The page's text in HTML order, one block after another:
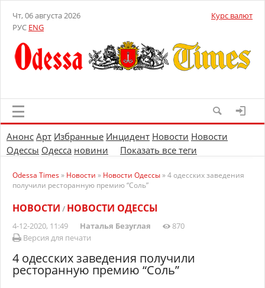
Чт, 06 августа 2026
РУС ENG
Курс валют
Анонс Арт Избранные Инцидент Новости Новости
Одессы Одесса новини Показать все теги
Odessa Times» Новости » Новости Одессы» 4 одесских заведения
получили ресторанную премию “Соль”
НОВОСТИ / НОВОСТИ ОДЕССЫ
4-12-2020, 11:49 Наталья Безуглая
870
Версия для печати
4 одесских заведения получили
ресторанную премию “Соль”